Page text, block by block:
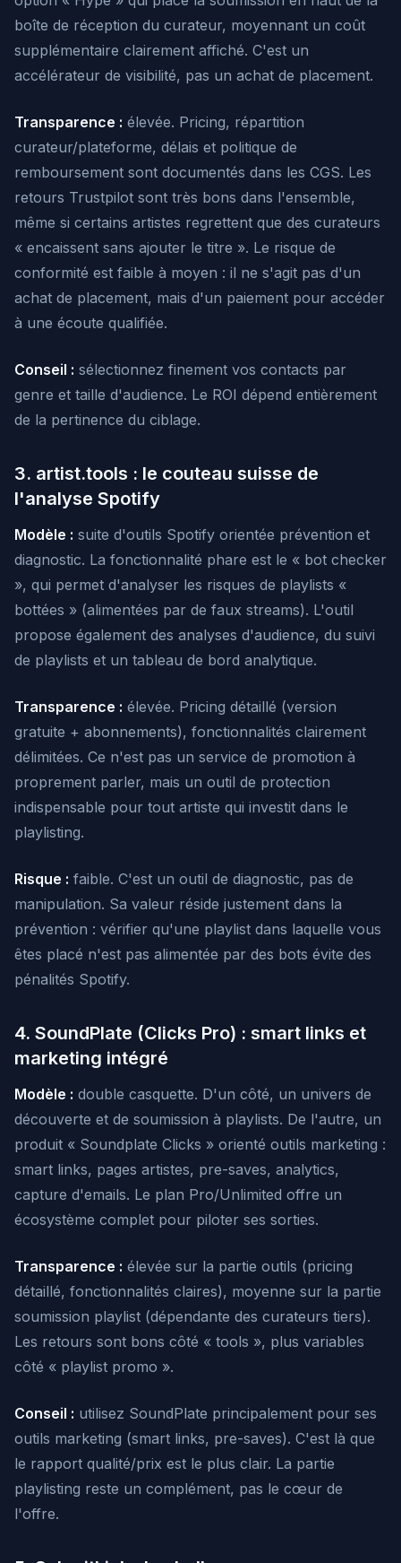
boîte de réception du curateur, moyennant un coût
supplémentaire clairement affiché. C'est un
accélérateur de visibilité, pas un achat de placement.
Transparence : élevée. Pricing, répartition
curateur/plateforme, délais et politique de
remboursement sont documentés dans les CGS. Les
retours Trustpilot sont très bons dans l'ensemble,
même si certains artistes regrettent que des curateurs
« encaissent sans ajouter le titre ». Le risque de
conformité est faible à moyen : il ne s'agit pas d'un
achat de placement, mais d'un paiement pour accéder
à une écoute qualifiée.
Conseil : sélectionnez finement vos contacts par
genre et taille d'audience. Le ROI dépend entièrement
de la pertinence du ciblage.
3. artist.tools : le couteau suisse de
l'analyse Spotify
Modèle : suite d'outils Spotify orientée prévention et
diagnostic. La fonctionnalité phare est le « bot checker
», qui permet d'analyser les risques de playlists «
bottées » (alimentées par de faux streams). L'outil
propose également des analyses d'audience, du suivi
de playlists et un tableau de bord analytique.
Transparence : élevée. Pricing détaillé (version
gratuite + abonnements), fonctionnalités clairement
délimitées. Ce n'est pas un service de promotion à
proprement parler, mais un outil de protection
indispensable pour tout artiste qui investit dans le
playlisting.
Risque : faible. C'est un outil de diagnostic, pas de
manipulation. Sa valeur réside justement dans la
prévention : vérifier qu'une playlist dans laquelle vous
êtes placé n'est pas alimentée par des bots évite des
pénalités Spotify.
4. SoundPlate (Clicks Pro) : smart links et
marketing intégré
Modèle : double casquette. D'un côté, un univers de
découverte et de soumission à playlists. De l'autre, un
produit « Soundplate Clicks » orienté outils marketing :
smart links, pages artistes, pre-saves, analytics,
capture d'emails. Le plan Pro/Unlimited offre un
écosystème complet pour piloter ses sorties.
Transparence : élevée sur la partie outils (pricing
détaillé, fonctionnalités claires), moyenne sur la partie
soumission playlist (dépendante des curateurs tiers).
Les retours sont bons côté « tools », plus variables
côté « playlist promo ».
Conseil : utilisez SoundPlate principalement pour ses
outils marketing (smart links, pre-saves). C'est là que
le rapport qualité/prix est le plus clair. La partie
playlisting reste un complément, pas le cœur de
l'offre.